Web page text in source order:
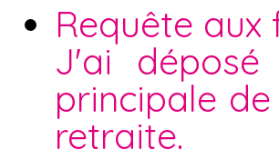
Requête
J'ai
principale
retraite.